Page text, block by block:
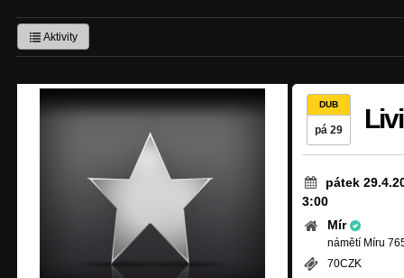
Aktivity
DUB
pá 29
pátek
3:00
Mír
námětí Míru
70CZK